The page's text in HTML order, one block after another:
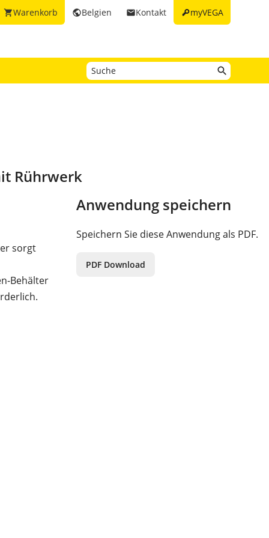
keymyVEGA
emailKontakt
publicBelgien
shopping_cartWarenkorb
Rührwerk
sorgt
Behälter
Anwendung speichern
Speichern Sie diese Anwendung als PDF.
PDF Download